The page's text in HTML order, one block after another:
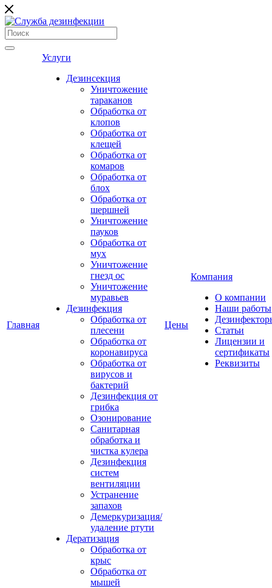
Главная
Услуги
Дезинсекция
Уничтожение
тараканов
Обработка от
клопов
Обработка от
клещей
Обработка от
комаров
Обработка от
блох
Обработка от
шершней
Уничтожение
пауков
Обработка от
мух
Уничтожение
гнезд ос
Уничтожение
муравьев
Дезинфекция
Обработка от
плесени
Обработка от
коронавируса
Обработка от
вирусов и
бактерий
Дезинфекция от
грибка
Озонирование
Санитарная
обработка и
чистка кулера
Дезинфекция
систем
вентиляции
Устранение
запахов
Демеркуризация/
удаление ртути
Дератизация
Обработка от
крыс
Обработка от
мышей
Цены
Компания
О компании
Наши работы
Статьи
Лицензии и
сертификаты
Реквизиты